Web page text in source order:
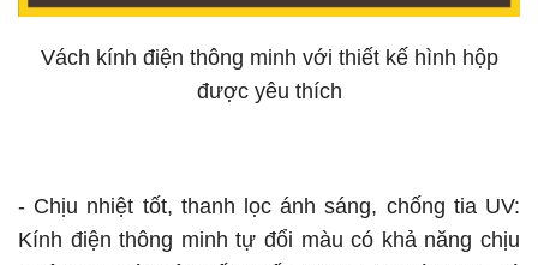
Vách kính điện thông minh với thiết kế hình hộp
được yêu thích
- Chịu nhiệt tốt, thanh lọc ánh sáng, chống tia UV:
Kính điện thông minh tự đổi màu có khả năng chịu